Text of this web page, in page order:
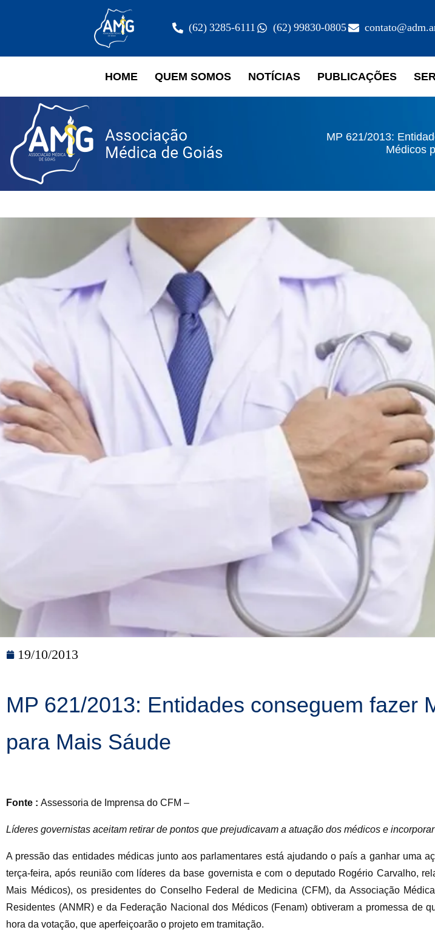
(62) 3285-6111 (62) 99830-0805
HOME QUEM SOMOS NOTÍCIAS PUBLICAÇÕES
MP 621/2013:
Médicos
19/10/2013
MP 621/2013: Entidades conseguem fazer
para Mais Sáude
Fonte : Assessoria de Imprensa do CFM –
Líderes governistas aceitam retirar de pontos que prejudicavam a atuação dos médicos e
A pressão das entidades médicas junto aos parlamentares está ajudando o país a ganhar uma
terça-feira, após reunião com líderes da base governista e com o deputado Rogério Carvalho,
Mais Médicos), os presidentes do Conselho Federal de Medicina (CFM), da Associação
Residentes (ANMR) e da Federação Nacional dos Médicos (Fenam) obtiveram a promessa de
hora da votação, que aperfeiçoarão o projeto em tramitação.